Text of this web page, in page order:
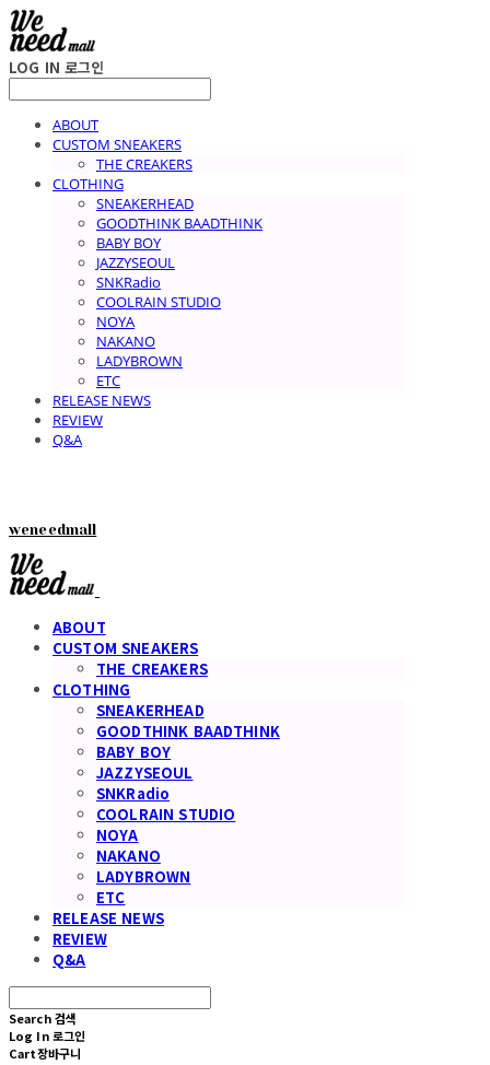
LOG IN 로그인
ABOUT
CUSTOM SNEAKERS
THE CREAKERS
CLOTHING
SNEAKERHEAD
GOODTHINK BAADTHINK
BABY BOY
JAZZYSEOUL
SNKRadio
COOLRAIN STUDIO
NOYA
NAKANO
LADYBROWN
ETC
RELEASE NEWS
REVIEW
Q&A
weneedmall
ABOUT
CUSTOM SNEAKERS
THE CREAKERS
CLOTHING
SNEAKERHEAD
GOODTHINK BAADTHINK
BABY BOY
JAZZYSEOUL
SNKRadio
COOLRAIN STUDIO
NOYA
NAKANO
LADYBROWN
ETC
RELEASE NEWS
REVIEW
Q&A
Search 검색
Log In 로그인
Cart장바구니